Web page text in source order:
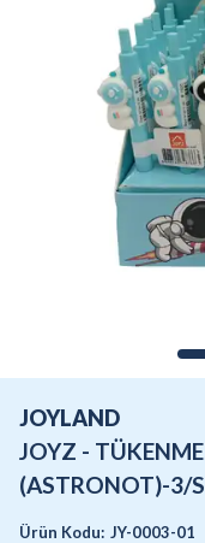
JOYLAND
JOYZ -
(ASTRONOT)-3/S
Ürün Kodu: JY-0003-01